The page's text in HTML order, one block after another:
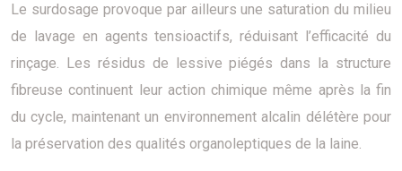
Le surdosage provoque par ailleurs une saturation du milieu
de lavage en agents tensioactifs, réduisant l’efficacité du
rinçage. Les résidus de lessive piégés dans la structure
fibreuse continuent leur action chimique même après la fin
du cycle, maintenant un environnement alcalin délétère pour
la préservation des qualités organoleptiques de la laine.